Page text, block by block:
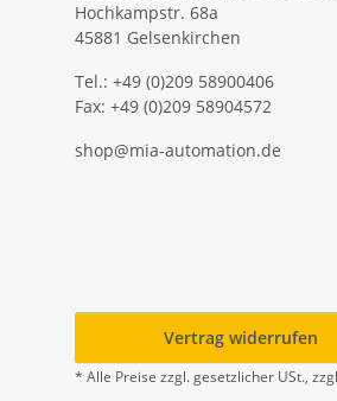
Hochkampstr. 68a
45881 Gelsenkirchen
Tel.: +49 (0)209 58900406
Fax: +49 (0)209 58904572
shop@mia-automation.de
Vertrag widerrufen
* Alle Preise zzgl. gesetzlicher USt.,